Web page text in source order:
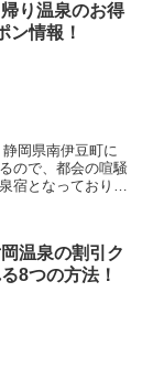
り温泉のお得
ン情報！
ので、都会の喧騒
宿となっており、
温泉の割引ク
8つの方法！